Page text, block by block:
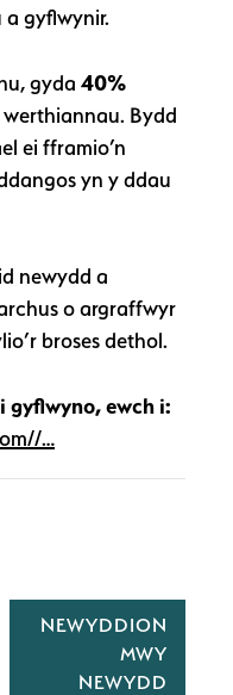
gyflwynir.
gyda 40%
Bydd
ei fframio’n
yn y ddau
newydd a
o argraffwyr
broses dethol.
gyflwyno, ewch i:
…
NEWYDDION
MWY
NEWYDD